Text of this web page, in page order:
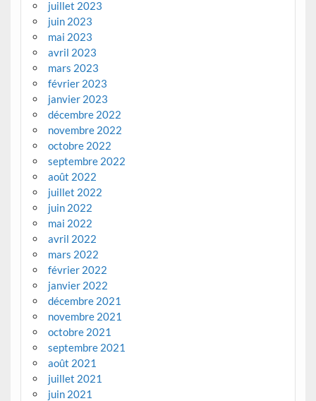
juillet 2023
juin 2023
mai 2023
avril 2023
mars 2023
février 2023
janvier 2023
décembre 2022
novembre 2022
octobre 2022
septembre 2022
août 2022
juillet 2022
juin 2022
mai 2022
avril 2022
mars 2022
février 2022
janvier 2022
décembre 2021
novembre 2021
octobre 2021
septembre 2021
août 2021
juillet 2021
juin 2021